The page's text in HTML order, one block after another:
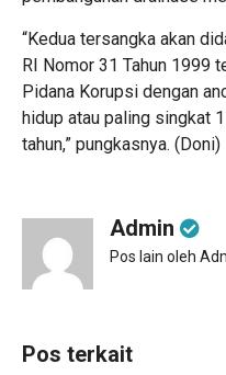
“Kedua tersangka akan
RI Nomor 31 Tahun 1999
Pidana Korupsi dengan
hidup atau paling singkat
tahun,” pungkasnya. (Doni)
Admin
Pos lain oleh
Pos terkait